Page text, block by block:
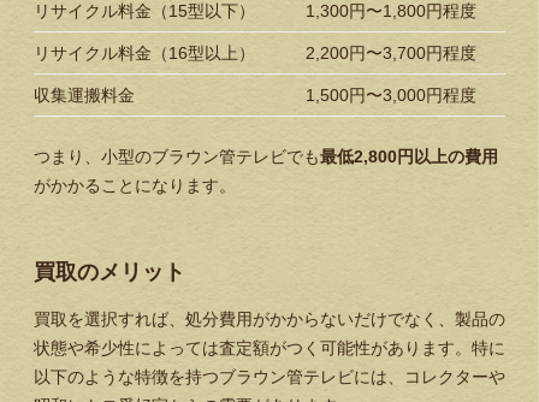
リサイクル料金（15型以下） 1,300円〜1,800円程度
リサイクル料金（16型以上） 2,200円〜3,700円程度
収集運搬料金 1,500円〜3,000円程度
つまり、小型のブラウン管テレビでも最低2,800円以上の費用
がかかることになります。
買取のメリット
買取を選択すれば、処分費用がかからないだけでなく、製品の
状態や希少性によっては査定額がつく可能性があります。特に
以下のような特徴を持つブラウン管テレビには、コレクターや